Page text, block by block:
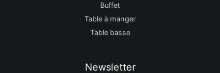
Buffet
Table à manger
Table basse
Newsletter